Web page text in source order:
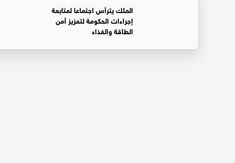
الملك يترأس اجتماعا لمتابعة
إجراءات الحكومة لتعزيز أمن
الطاقة والغذاء